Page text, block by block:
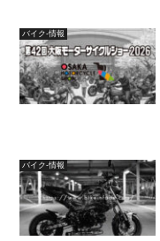
バイク-情報
バイク-情報